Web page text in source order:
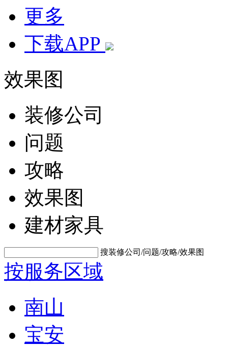
更多
下载APP
效果图
装修公司
问题
攻略
效果图
建材家具
搜装修公司/问题/攻略/效果图
按服务区域
南山
宝安